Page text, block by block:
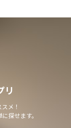
リ
メ！
探せます。